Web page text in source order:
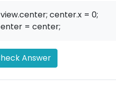
center.x = 0;
= center;
Answer